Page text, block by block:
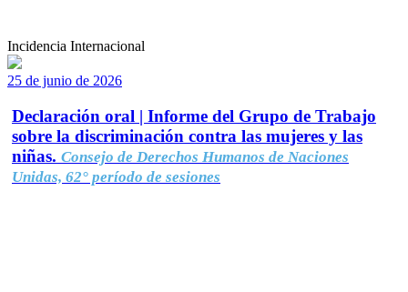
Incidencia Internacional
25 de junio de 2026
Declaración oral | Informe del Grupo de Trabajo
sobre la discriminación contra las mujeres y las
niñas. Consejo de Derechos Humanos de Naciones
Unidas, 62° período de sesiones